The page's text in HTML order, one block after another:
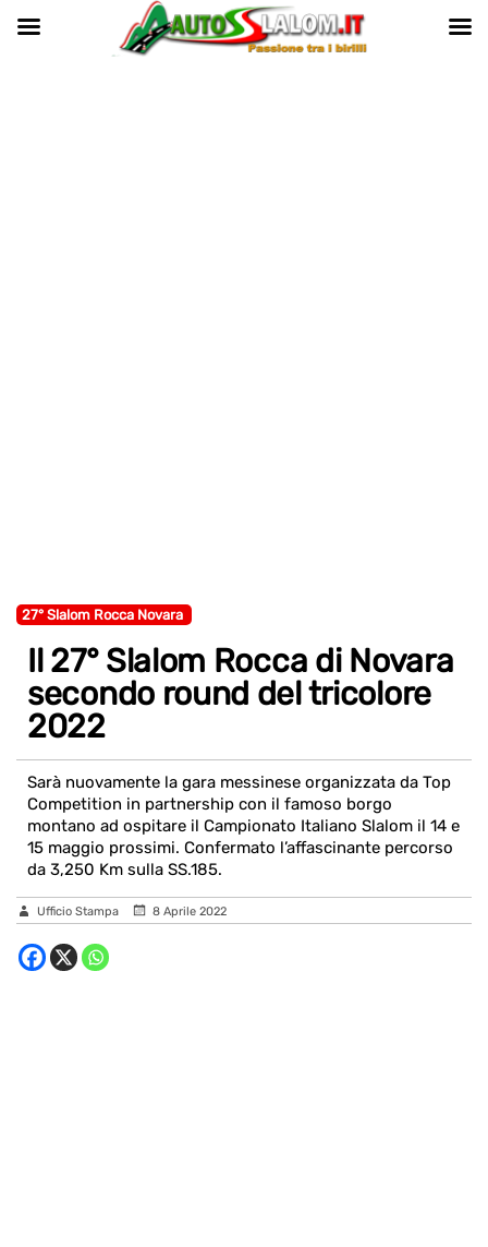
27° Slalom Rocca Novara
Il 27° Slalom Rocca di Novara
secondo round del tricolore
2022
Sarà nuovamente la gara messinese organizzata da Top
Competition in partnership con il famoso borgo
montano ad ospitare il Campionato Italiano Slalom il 14 e
15 maggio prossimi. Confermato l’affascinante percorso
da 3,250 Km sulla SS.185.
Ufficio Stampa 8 Aprile 2022